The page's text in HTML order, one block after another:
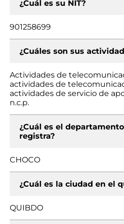
¿Cuál es su NIT?
901258699
¿Cuáles son sus
Actividades de
actividades de
actividades de servicio de
n.c.p.
¿Cuál es el
registra?
CHOCO
¿Cuál es la ciudad en el
QUIBDO